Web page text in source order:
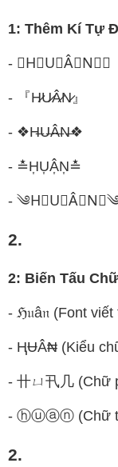
1: Thêm Kí Tự
- ✧H⃟U⃟Â⃟N⃟✧
- 『H̷U̷Â̷N̷』
- ❖H̶U̶Â̶N̶❖
- ≛H͎U͎Â͎N͎≛
-
2.
2: Biến Tấu
- ℌ𝔲â𝔫 (Font viết
- ⱧɄÂ₦ (Kiểu
- 卄ㄩ卂几 (Chữ
- ⓗⓤⓐⓝ (Chữ
2.